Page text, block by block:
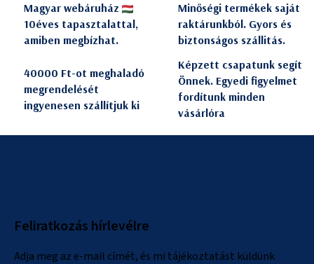
Magyar webáruház
10éves tapasztalattal,
amiben megbízhat.
Minőségi termékek saját
raktárunkból. Gyors és
biztonságos szállitás.
40000 Ft-ot meghaladó
megrendelését
ingyenesen szállítjuk ki
Képzett csapatunk segít
Önnek. Egyedi figyelmet
fordítunk minden
vásárlóra
Feliratkozás hírlevélre
Adja meg az e-mail címét, és mi tájékoztatást küldünk